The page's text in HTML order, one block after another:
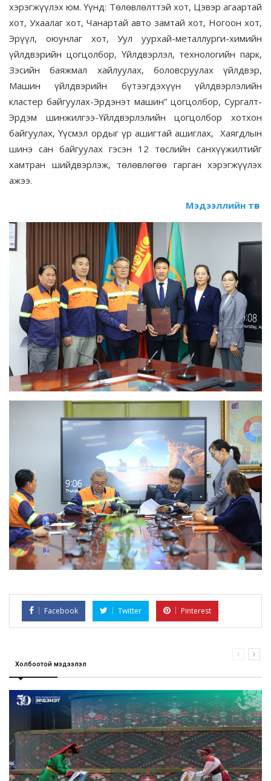
хэрэгжүүлэх юм. Үүнд: Төлөвлөлттэй хот, Цэвэр агаартай
хот, Ухаалаг хот, Чанартай авто замтай хот, Ногоон хот,
Эрүүл, оюунлаг хот, Уул уурхай-металлурги-химийн
үйлдвэрийн цогцолбор, Үйлдвэрлэл, технологийн парк,
Зэсийн баяжмал хайлуулах, боловсруулах үйлдвэр,
Машин үйлдвэрийн бүтээгдэхүүн үйлдвэрлэлийн
кластер байгуулах-Эрдэнэт машин” цогцолбор, Сургалт-
Эрдэм шинжилгээ-Үйлдвэрлэлийн цогцолбор хотхон
байгуулах, Үүсмэл ордыг үр ашигтай ашиглах, Хаягдлын
шинэ сан байгуулах гэсэн 12 төслийн санхүүжилтийг
хамтран шийдвэрлэж, төлөвлөгөө гарган хэрэгжүүлэх
ажээ.
Мэдээллийн төв
Facebook Twitter Pinterest
Холбоотой мэдээлэл